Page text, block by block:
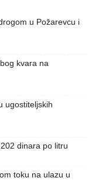
u Požarevcu i
kvara na
ugostiteljskih
dinara po litru
toku na ulazu u